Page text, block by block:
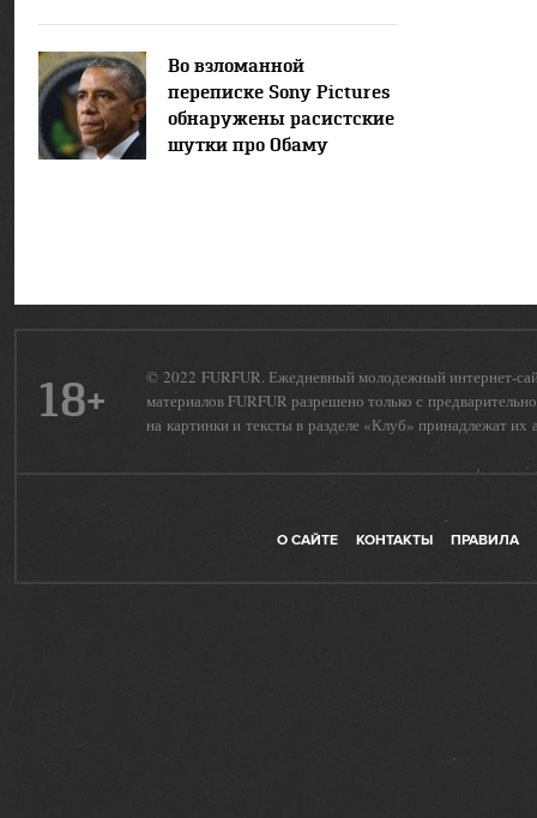
Во взломанной
переписке Sony Pictures
обнаружены расистские
шутки про Обаму
18+
© 2022 FURFUR. Ежедневный молодежный интернет-
материалов FURFUR разрешено только с
на картинки и тексты в разделе «Клуб» принадлежат их
О САЙТЕ КОНТАКТЫ ПРАВИЛА